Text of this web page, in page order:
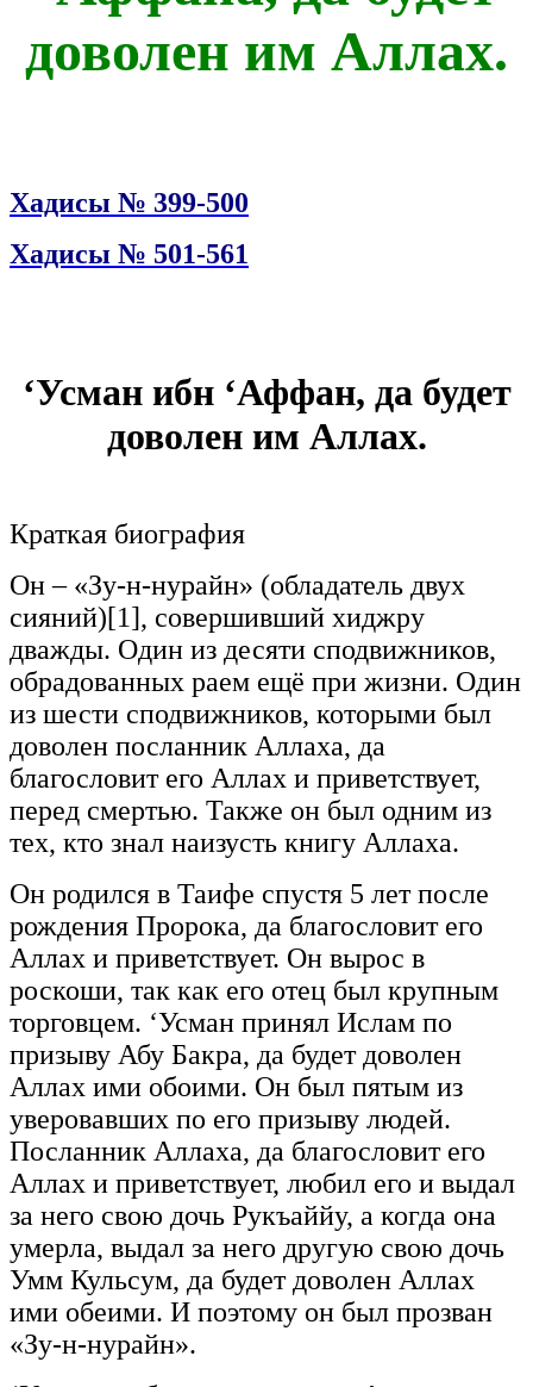
доволен им Аллах.
Хадисы № 399-500
Хадисы № 501-561
‘Усман ибн ‘Аффан, да будет
доволен им Аллах.
Краткая биография
Он – «Зу-н-нурайн» (обладатель двух
сияний)[1], совершивший хиджру
дважды. Один из десяти сподвижников,
обрадованных раем ещё при жизни. Один
из шести сподвижников, которыми был
доволен посланник Аллаха, да
благословит его Аллах и приветствует,
перед смертью. Также он был одним из
тех, кто знал наизусть книгу Аллаха.
Он родился в Таифе спустя 5 лет после
рождения Пророка, да благословит его
Аллах и приветствует. Он вырос в
роскоши, так как его отец был крупным
торговцем. ‘Усман принял Ислам по
призыву Абу Бакра, да будет доволен
Аллах ими обоими. Он был пятым из
уверовавших по его призыву людей.
Посланник Аллаха, да благословит его
Аллах и приветствует, любил его и выдал
за него свою дочь Рукъаййу, а когда она
умерла, выдал за него другую свою дочь
Умм Кульсум, да будет доволен Аллах
ими обеими. И поэтому он был прозван
«Зу-н-нурайн».